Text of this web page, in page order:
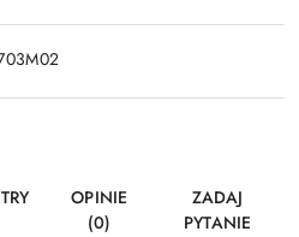
OPINIE
(0)
ZADAJ
PYTANIE